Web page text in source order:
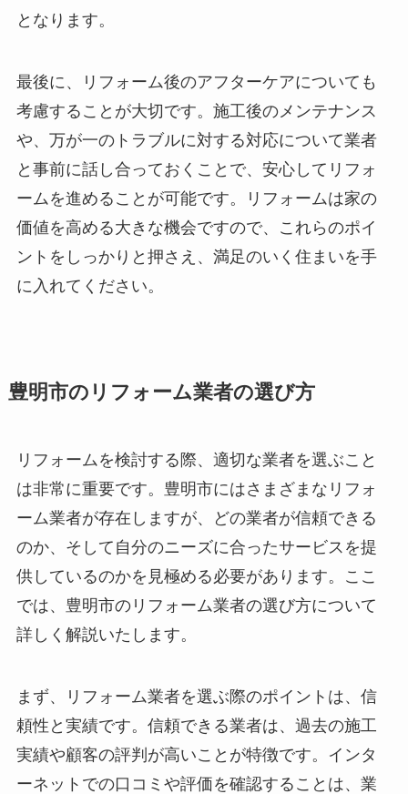
となります。
最後に、リフォーム後のアフターケアについても
考慮することが大切です。施工後のメンテナンス
や、万が一のトラブルに対する対応について業者
と事前に話し合っておくことで、安心してリフォ
ームを進めることが可能です。リフォームは家の
価値を高める大きな機会ですので、これらのポイ
ントをしっかりと押さえ、満足のいく住まいを手
に入れてください。
豊明市のリフォーム業者の選び方
リフォームを検討する際、適切な業者を選ぶこと
は非常に重要です。豊明市にはさまざまなリフォ
ーム業者が存在しますが、どの業者が信頼できる
のか、そして自分のニーズに合ったサービスを提
供しているのかを見極める必要があります。ここ
では、豊明市のリフォーム業者の選び方について
詳しく解説いたします。
まず、リフォーム業者を選ぶ際のポイントは、信
頼性と実績です。信頼できる業者は、過去の施工
実績や顧客の評判が高いことが特徴です。インタ
ーネットでの口コミや評価を確認することは、業